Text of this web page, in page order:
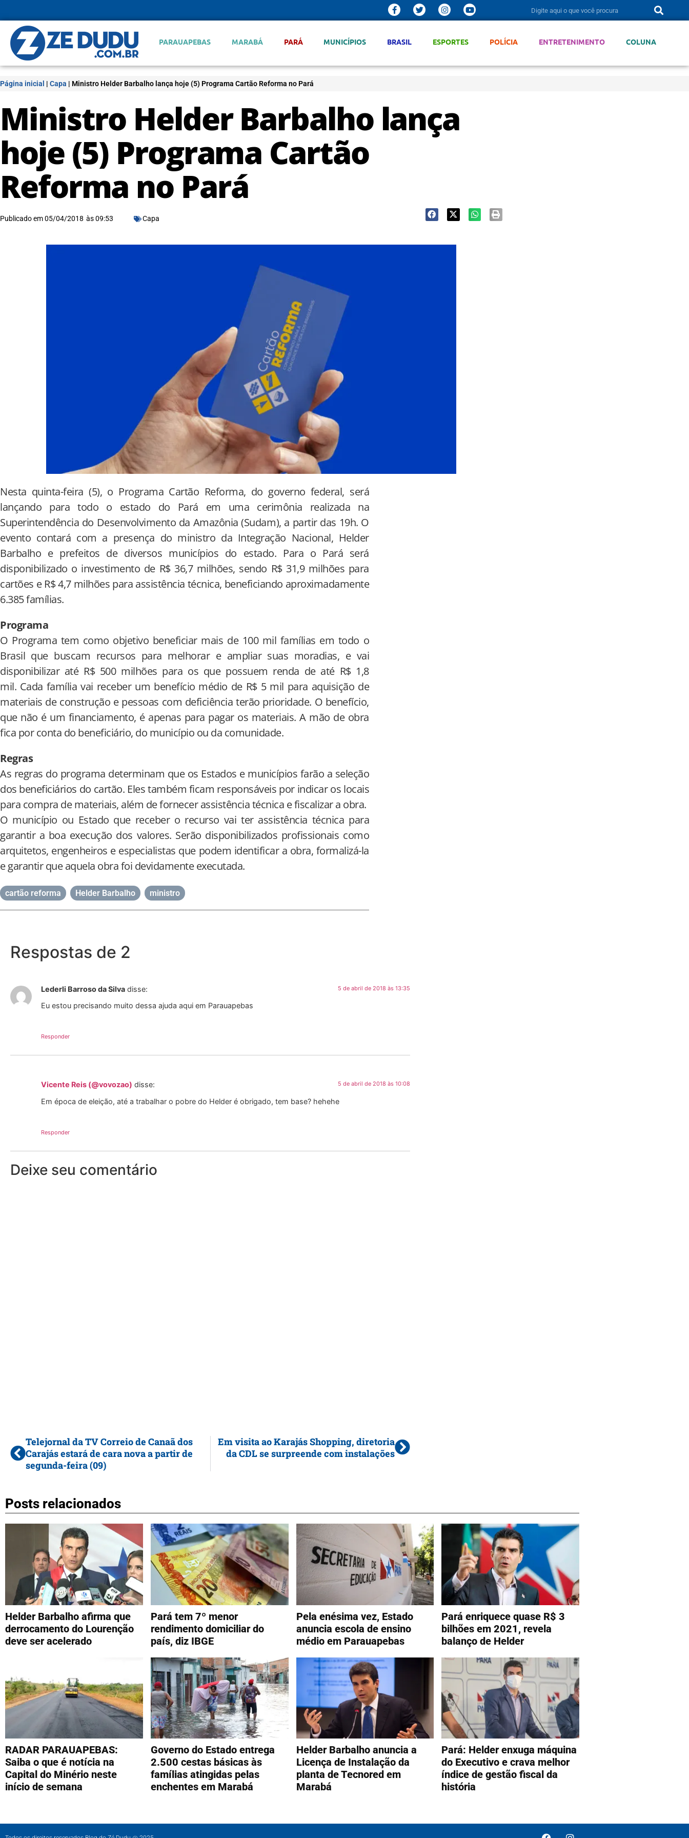
PARAUAPEBAS MARABÁ PARÁ MUNICÍPIOS BRASIL ESPORTES POLÍCIA ENTRETENIMENTO COLUNA
Página inicial | Capa | Ministro Helder Barbalho lança hoje (5) Programa Cartão Reforma no Pará
Ministro Helder Barbalho lança
hoje (5) Programa Cartão
Reforma no Pará
Publicado em05/04/2018 às09:53 Capa
Nesta quinta-feira (5), o Programa Cartão Reforma, do governo federal, será
lançando para todo o estado do Pará em uma cerimônia realizada na
Superintendência do Desenvolvimento da Amazônia (Sudam), a partir das 19h. O
evento contará com a presença do ministro da Integração Nacional, Helder
Barbalho e prefeitos de diversos municípios do estado. Para o Pará será
disponibilizado o investimento de R$ 36,7 milhões, sendo R$ 31,9 milhões para
cartões e R$ 4,7 milhões para assistência técnica, beneficiando aproximadamente
6.385 famílias.
Programa
O Programa tem como objetivo beneficiar mais de 100 mil famílias em todo o
Brasil que buscam recursos para melhorar e ampliar suas moradias, e vai
disponibilizar até R$ 500 milhões para os que possuem renda de até R$ 1,8
mil. Cada família vai receber um benefício médio de R$ 5 mil para aquisição de
materiais de construção e pessoas com deficiência terão prioridade. O benefício,
que não é um financiamento, é apenas para pagar os materiais. A mão de obra
fica por conta do beneficiário, do município ou da comunidade.
Regras
As regras do programa determinam que os Estados e municípios farão a seleção
dos beneficiários do cartão. Eles também ficam responsáveis por indicar os locais
para compra de materiais, além de fornecer assistência técnica e fiscalizar a obra.
O município ou Estado que receber o recurso vai ter assistência técnica para
garantir a boa execução dos valores. Serão disponibilizados profissionais como
arquitetos, engenheiros e especialistas que podem identificar a obra, formalizá-la
e garantir que aquela obra foi devidamente executada.
cartão reforma Helder Barbalho ministro
Respostas de 2
Lederli Barroso da Silva disse: 5 de abril de 2018 às 13:35
Eu estou precisando muito dessa ajuda aqui em Parauapebas
Responder
Vicente Reis (@vovozao) disse: 5 de abril de 2018 às 10:08
Em época de eleição, até a trabalhar o pobre do Helder é obrigado, tem base? hehehe
Responder
Deixe seu comentário
Telejornal da TV Correio de Canaã dos
Carajás estará de cara nova a partir de
segunda-feira (09)
Em visita ao Karajás Shopping, diretoria
da CDL se surpreende com instalações
Posts relacionados
Helder Barbalho afirma que
derrocamento do Lourenção
deve ser acelerado
Pará tem 7º menor
rendimento domiciliar do
país, diz IBGE
Pela enésima vez, Estado
anuncia escola de ensino
médio em Parauapebas
Pará enriquece quase R$ 3
bilhões em 2021, revela
balanço de Helder
RADAR PARAUAPEBAS:
Saiba o que é notícia na
Capital do Minério neste
início de semana
Governo do Estado entrega
2.500 cestas básicas às
famílias atingidas pelas
enchentes em Marabá
Helder Barbalho anuncia a
Licença de Instalação da
planta de Tecnored em
Marabá
Pará: Helder enxuga máquina
do Executivo e crava melhor
índice de gestão fiscal da
história